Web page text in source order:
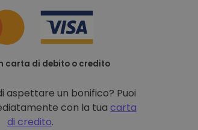
carta di debito o credito
aspettare un bonifico? Puoi
con la tua carta
di credito.